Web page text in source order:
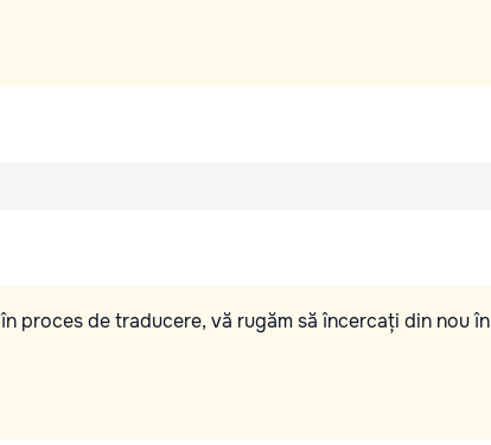
proces de traducere, vă rugăm să încercați din nou în